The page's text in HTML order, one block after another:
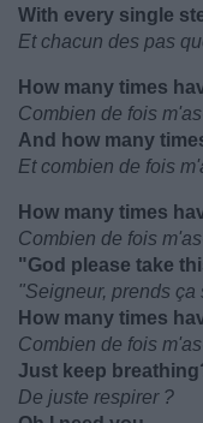
With every single
Et chacun des pas
How many times
Combien de fois
And how many
Et combien de fois
How many times
Combien de fois
"God please take
"Seigneur, prends ça
How many times
Combien de fois
Just keep
De juste respirer ?